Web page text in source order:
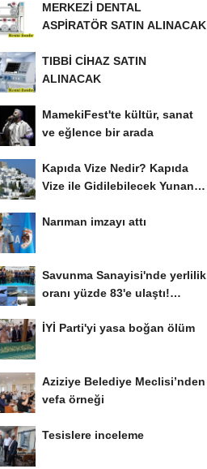
MERKEZİ DENTAL
ASPİRATÖR SATIN ALINACAK
TIBBİ CİHAZ SATIN
ALINACAK
MamekiFest'te kültür, sanat
ve eğlence bir arada
Kapıda Vize Nedir? Kapıda
Vize ile Gidilebilecek Yunan
Narıman imzayı attı
Savunma Sanayisi'nde yerlilik
oranı yüzde 83'e ulaştı!
İYİ Parti'yi yasa boğan ölüm
Aziziye Belediye Meclisi’nden
vefa örneği
Tesislere inceleme